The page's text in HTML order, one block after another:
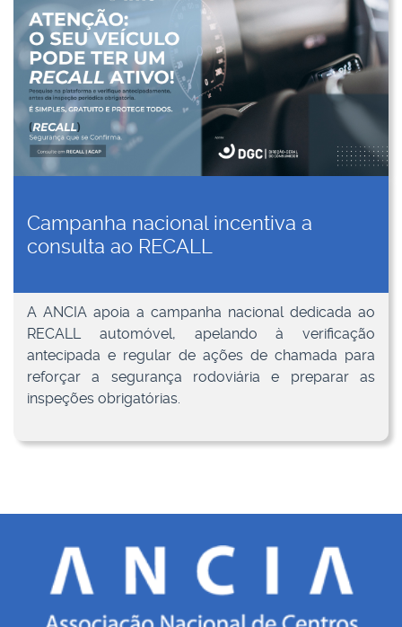
Campanha nacional incentiva a
consulta ao RECALL
A ANCIA apoia a campanha nacional dedicada ao
RECALL automóvel, apelando à verificação
antecipada e regular de ações de chamada para
reforçar a segurança rodoviária e preparar as
inspeções obrigatórias.